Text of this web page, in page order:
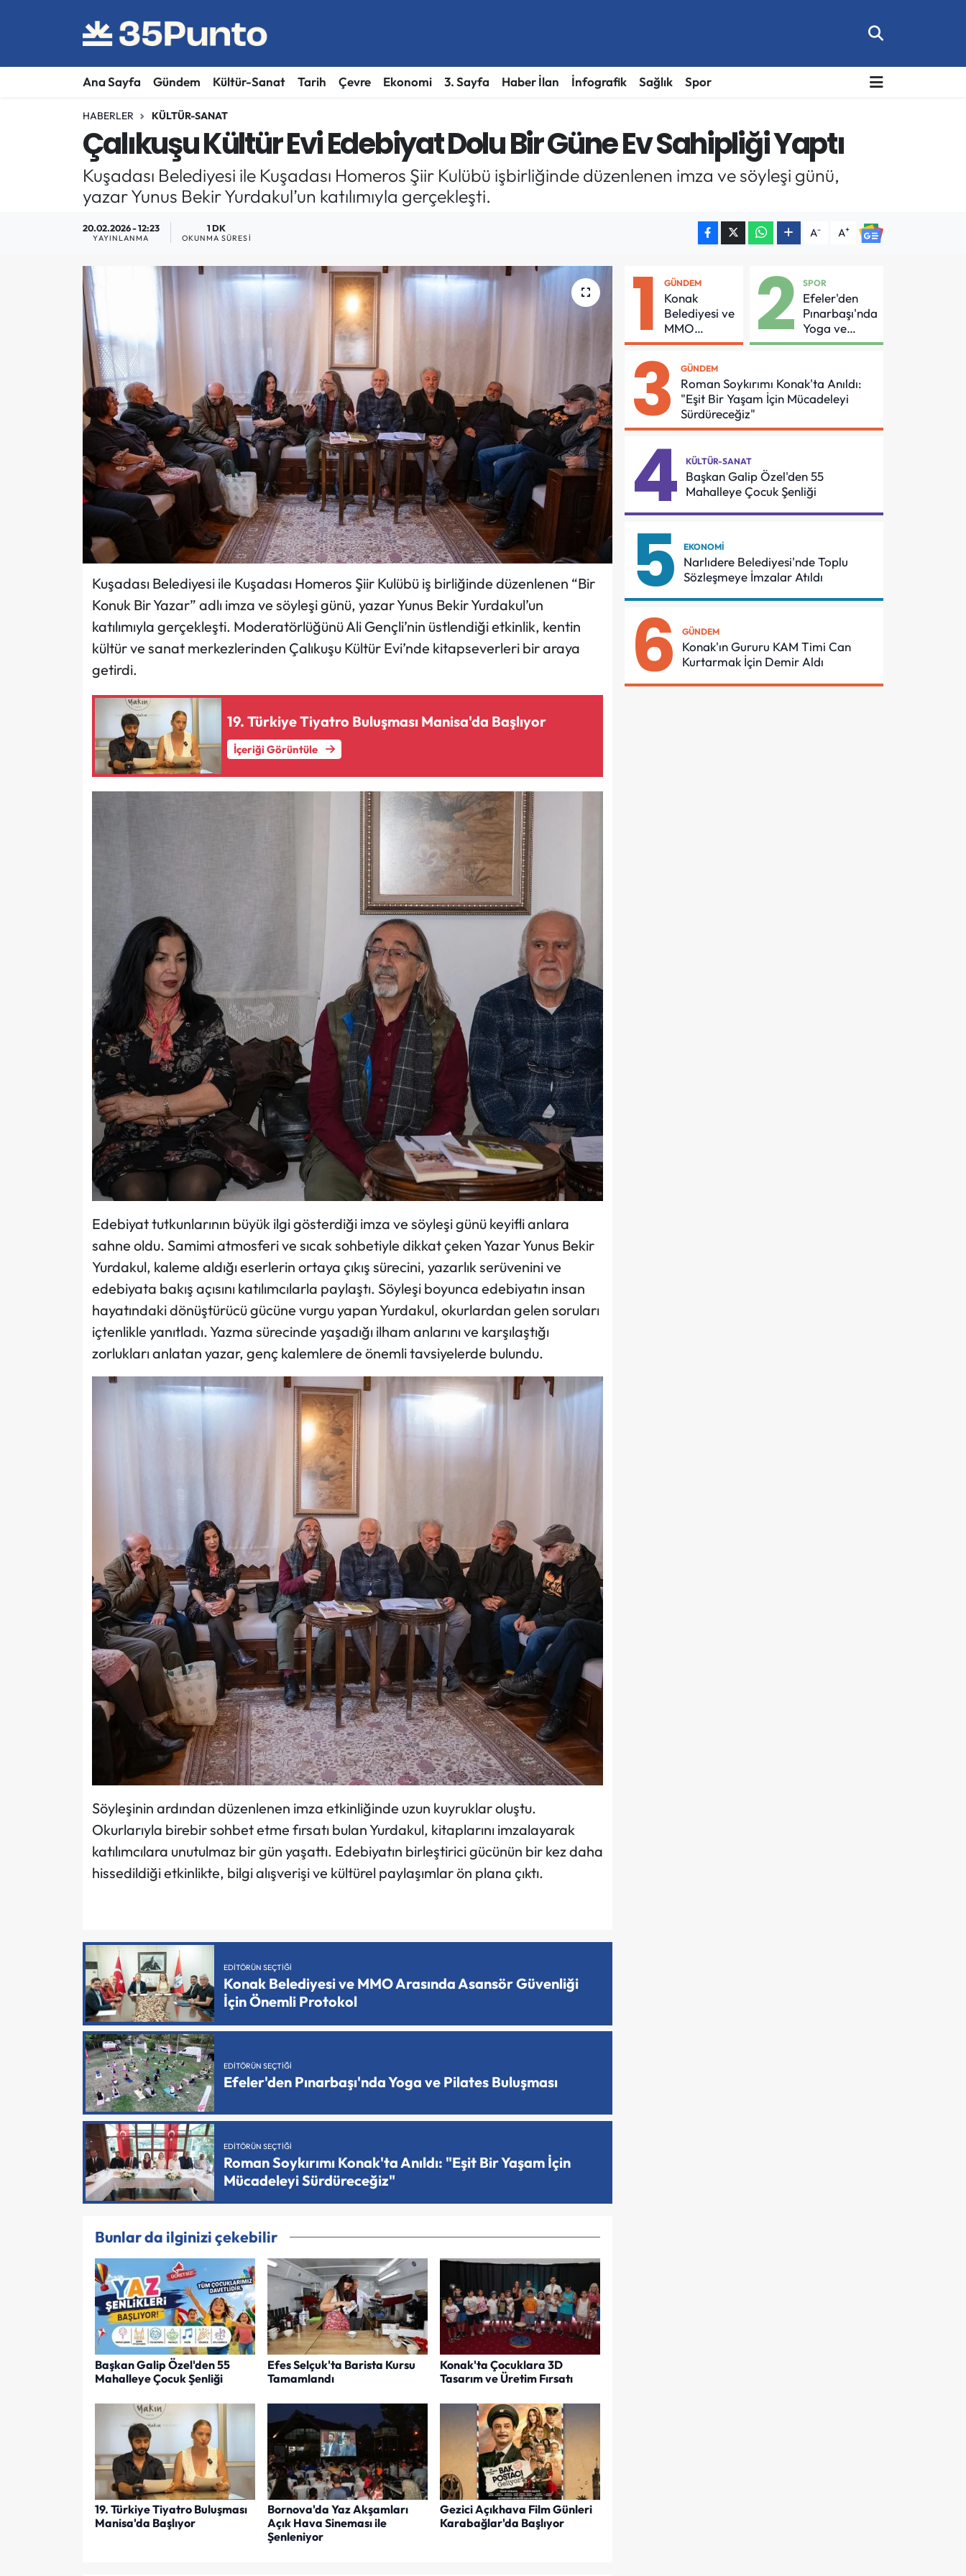
Ana Sayfa Gündem Kültür-Sanat Tarih Çevre Ekonomi 3. Sayfa Haber İlan İnfografik Sağlık Spor
HABERLER KÜLTÜR-SANAT
Çalıkuşu Kültür Evi Edebiyat Dolu Bir Güne Ev Sahipliği Yaptı
Kuşadası Belediyesi ile Kuşadası Homeros Şiir Kulübü işbirliğinde düzenlenen imza ve söyleşi günü,
yazar Yunus Bekir Yurdakul’un katılımıyla gerçekleşti.
20.02.2026 - 12:23
YAYINLANMA
1 DK
OKUNMA SÜRESI A- A+
Kuşadası Belediyesi ile Kuşadası Homeros Şiir Kulübü iş birliğinde düzenlenen “Bir
Konuk Bir Yazar” adlı imza ve söyleşi günü, yazar Yunus Bekir Yurdakul’un
katılımıyla gerçekleşti. Moderatörlüğünü Ali Gençli’nin üstlendiği etkinlik, kentin
kültür ve sanat merkezlerinden Çalıkuşu Kültür Evi’nde kitapseverleri bir araya
getirdi.
19. Türkiye Tiyatro Buluşması Manisa'da Başlıyor
İçeriği Görüntüle
Edebiyat tutkunlarının büyük ilgi gösterdiği imza ve söyleşi günü keyifli anlara
sahne oldu. Samimi atmosferi ve sıcak sohbetiyle dikkat çeken Yazar Yunus Bekir
Yurdakul, kaleme aldığı eserlerin ortaya çıkış sürecini, yazarlık serüvenini ve
edebiyata bakış açısını katılımcılarla paylaştı. Söyleşi boyunca edebiyatın insan
hayatındaki dönüştürücü gücüne vurgu yapan Yurdakul, okurlardan gelen soruları
içtenlikle yanıtladı. Yazma sürecinde yaşadığı ilham anlarını ve karşılaştığı
zorlukları anlatan yazar, genç kalemlere de önemli tavsiyelerde bulundu.
Söyleşinin ardından düzenlenen imza etkinliğinde uzun kuyruklar oluştu.
Okurlarıyla birebir sohbet etme fırsatı bulan Yurdakul, kitaplarını imzalayarak
katılımcılara unutulmaz bir gün yaşattı. Edebiyatın birleştirici gücünün bir kez daha
hissedildiği etkinlikte, bilgi alışverişi ve kültürel paylaşımlar ön plana çıktı.
EDITÖRÜN SEÇTIĞI
Konak Belediyesi ve MMO Arasında Asansör Güvenliği
İçin Önemli Protokol
EDITÖRÜN SEÇTIĞI
Efeler'den Pınarbaşı'nda Yoga ve Pilates Buluşması
EDITÖRÜN SEÇTIĞI
Roman Soykırımı Konak'ta Anıldı: "Eşit Bir Yaşam İçin
Mücadeleyi Sürdüreceğiz"
Bunlar da ilginizi çekebilir
Başkan Galip Özel'den 55
Mahalleye Çocuk Şenliği
Efes Selçuk'ta Barista Kursu
Tamamlandı
Konak'ta Çocuklara 3D
Tasarım ve Üretim Fırsatı
19. Türkiye Tiyatro Buluşması
Manisa'da Başlıyor
Bornova'da Yaz Akşamları
Açık Hava Sineması ile
Şenleniyor
Gezici Açıkhava Film Günleri
Karabağlar'da Başlıyor
1 GÜNDEM
Konak
Belediyesi ve
MMO
Arasında
Güvenliği İçin
Önemli
Protokol
2 SPOR
Efeler'den
Pınarbaşı'nda
Yoga ve
Pilates
3 GÜNDEM
Roman Soykırımı Konak'ta Anıldı:
"Eşit Bir Yaşam İçin Mücadeleyi
Sürdüreceğiz"
4 KÜLTÜR-SANAT
Başkan Galip Özel'den 55
Mahalleye Çocuk Şenliği
5 EKONOMI
Narlıdere Belediyesi'nde Toplu
Sözleşmeye İmzalar Atıldı
6 GÜNDEM
Konak'ın Gururu KAM Timi Can
Kurtarmak İçin Demir Aldı